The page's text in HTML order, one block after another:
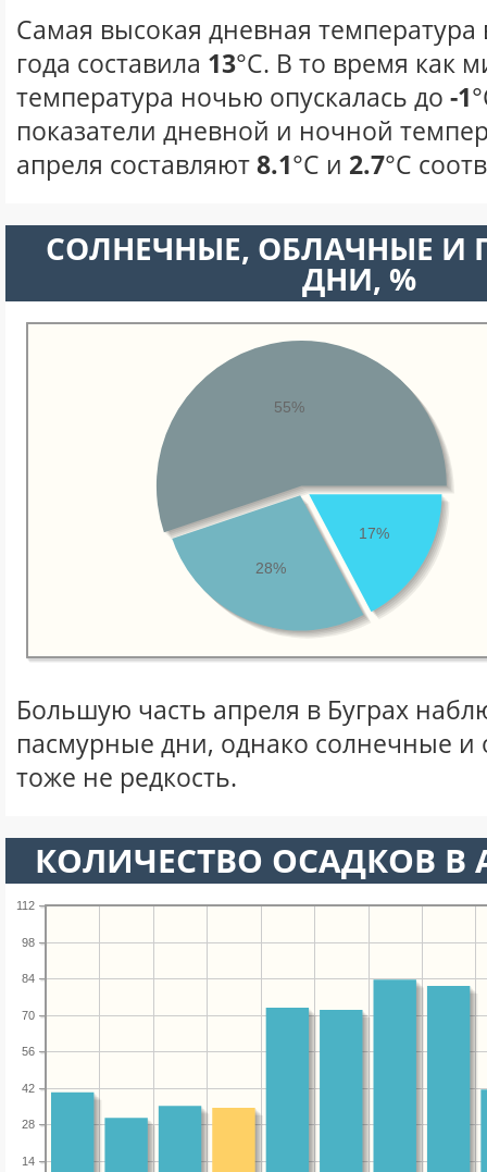
Самая высокая дневная температура
года составила 13°С. В то время как
температура ночью опускалась до -1
показатели дневной и ночной
апреля составляют8.1°С и 2.7°С
CОЛНЕЧНЫЕ, ОБЛАЧНЫЕ И
ДНИ, %
17%
28%
55%
Большую часть апреля в Буграх
пасмурные дни, однако солнечные
тоже не редкость.
КОЛИЧЕСТВО ОСАДКОВ В
14
28
42
56
70
84
98
112